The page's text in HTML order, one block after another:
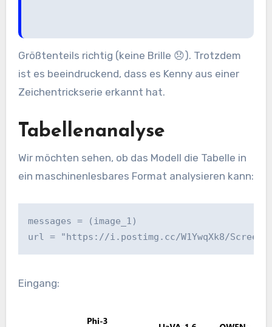
Größtenteils richtig (keine Brille 😞). Trotzdem
ist es beeindruckend, dass es Kenny aus einer
Zeichentrickserie erkannt hat.
Tabellenanalyse
Wir möchten sehen, ob das Modell die Tabelle in
ein maschinenlesbares Format analysieren kann:
messages = (image_1)
url = "https://i.postimg.cc/W1YwqXk8/
Eingang: